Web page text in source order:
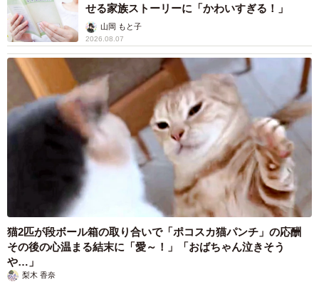
せる家族ストーリーに「かわいすぎる！」
山岡 もと子
2026.08.07
猫2匹が段ボール箱の取り合いで「ポコスカ猫パンチ」の応酬
その後の心温まる結末に「愛～！」「おばちゃん泣きそう
や…」
梨木 香奈